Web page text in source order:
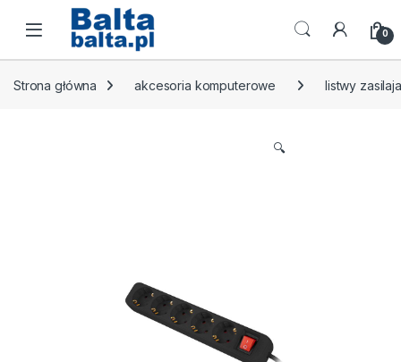
Skip to navigation
Skip to content
Open 0
Strona główna akcesoria komputerowe listwy
🔍